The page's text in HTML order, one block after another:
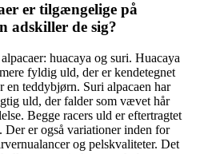
er tilgængelige på
adskiller de sig?
huacaya og suri. Huacaya
fyldig uld, der er kendetegnet
teddybjørn. Suri alpacaen har
uld, der falder som vævet hår
Begge racers uld er eftertragtet
Der er også variationer inden for
og pelskvaliteter. Det